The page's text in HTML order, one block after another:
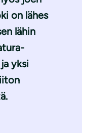
on lähes
lähin
yksi